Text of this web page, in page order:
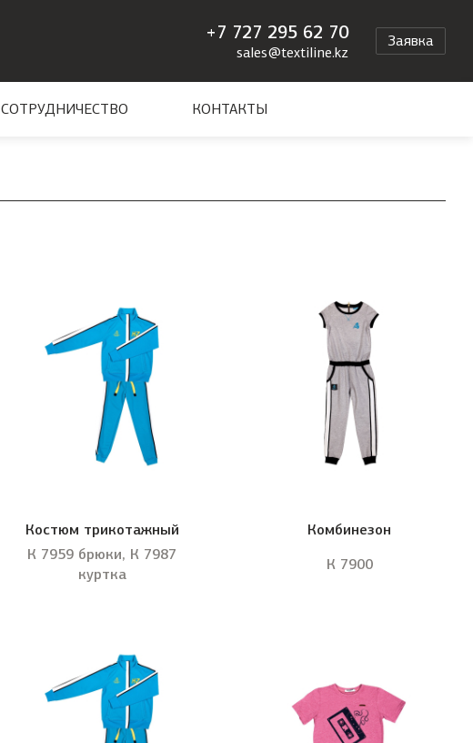
Заявка
+7 727 295 62 70
sales@textiline.kz
СОТРУДНИЧЕСТВО КОНТАКТЫ
Костюм трикотажный
К 7959 брюки, К 7987
куртка
Комбинезон
К 7900